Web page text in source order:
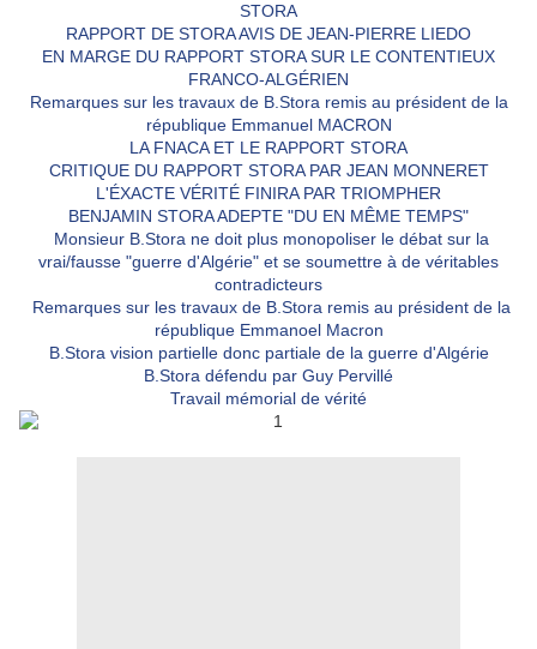
STORA
RAPPORT DE STORA AVIS DE JEAN-PIERRE LIEDO
EN MARGE DU RAPPORT STORA SUR LE CONTENTIEUX
FRANCO-ALGÉRIEN
Remarques sur les travaux de B.Stora remis au président de la
république Emmanuel MACRON
LA FNACA ET LE RAPPORT STORA
CRITIQUE DU RAPPORT STORA PAR JEAN MONNERET
L'ÉXACTE VÉRITÉ FINIRA PAR TRIOMPHER
BENJAMIN STORA ADEPTE "DU EN MÊME TEMPS"
Monsieur B.Stora ne doit plus monopoliser le débat sur la
vrai/fausse "guerre d'Algérie" et se soumettre à de véritables
contradicteurs
Remarques sur les travaux de B.Stora remis au président de la
république Emmanoel Macron
B.Stora vision partielle donc partiale de la guerre d'Algérie
B.Stora défendu par Guy Pervillé
Travail mémorial de vérité